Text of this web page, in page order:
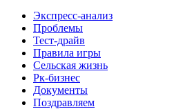
Экспресс-анализ
Проблемы
Тест-драйв
Правила игры
Сельская жизнь
Рк-бизнес
Документы
Поздравляем